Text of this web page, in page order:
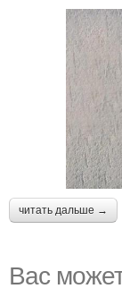
читать дальше →
Вас